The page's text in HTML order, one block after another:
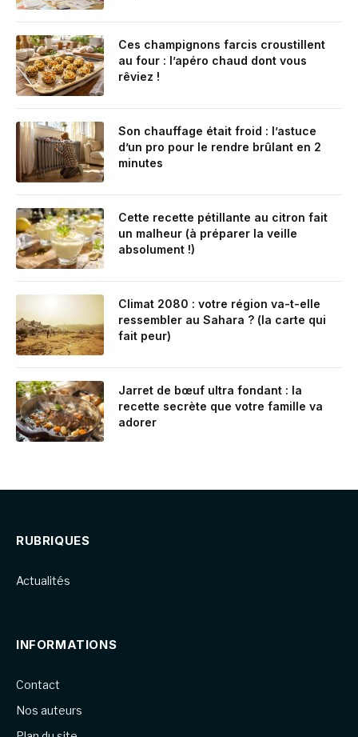
Ces champignons farcis croustillent
au four : l’apéro chaud dont vous
rêviez !
Son chauffage était froid : l’astuce
d’un pro pour le rendre brûlant en 2
minutes
Cette recette pétillante au citron fait
un malheur (à préparer la veille
absolument !)
Climat 2080 : votre région va-t-elle
ressembler au Sahara ? (la carte qui
fait peur)
Jarret de bœuf ultra fondant : la
recette secrète que votre famille va
adorer
RUBRIQUES
Actualités
INFORMATIONS
Contact
Nos auteurs